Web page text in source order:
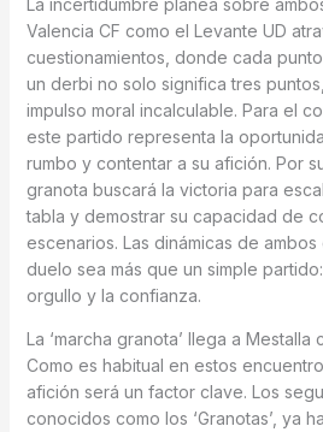
Valencia CF como el Levante UD
cuestionamientos, donde cada
un derbi no solo significa tres
impulso moral incalculable. Para el
este partido representa la
rumbo y contentar a su afición. Por
granota buscará la victoria para
tabla y demostrar su capacidad de
escenarios. Las dinámicas de
duelo sea más que un simple
orgullo y la confianza.
La ‘marcha granota’ llega a Mestalla
Como es habitual en estos
afición será un factor clave. Los
conocidos como los ‘Granotas’, ya